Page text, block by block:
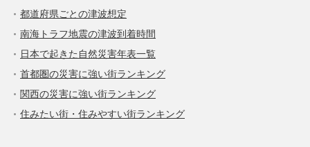
都道府県ごとの津波想定
南海トラフ地震の津波到着時間
日本で起きた自然災害年表一覧
首都圏の災害に強い街ランキング
関西の災害に強い街ランキング
住みたい街・住みやすい街ランキング